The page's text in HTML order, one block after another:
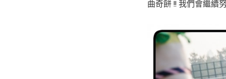
曲奇餅 !! 我們會繼續